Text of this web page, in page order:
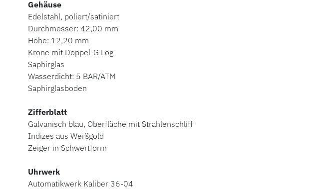
Gehäuse
Edelstahl, poliert/satiniert
Durchmesser: 42,00 mm
Höhe: 12,20 mm
Krone mit Doppel-G Log
Saphirglas
Wasserdicht: 5 BAR/ATM
Saphirglasboden
Zifferblatt
Galvanisch blau, Oberfläche mit Strahlenschliff
Indizes aus Weißgold
Zeiger in Schwertform
Uhrwerk
Automatikwerk Kaliber 36-04